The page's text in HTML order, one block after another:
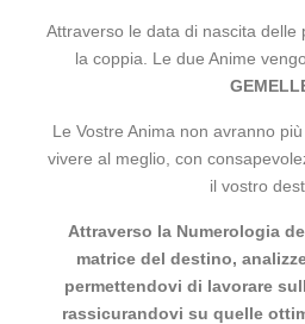
Attraverso le data di nascita delle
la coppia. Le due Anime
Le Vostre Anima non avranno
vivere al meglio, con
il vostro
Attraverso la Numerologia
matrice del destino,
permettendovi di lavorare
rassicurandovi su quelle